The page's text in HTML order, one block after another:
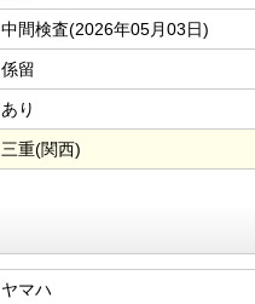
中間検査(2026年05月03日)
係留
あり
三重(関西)
ヤマハ